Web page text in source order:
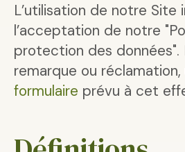
L’utilisation de notre
l’acceptation de notre
protection des données".
remarque ou réclamation,
formulaire prévu à cet